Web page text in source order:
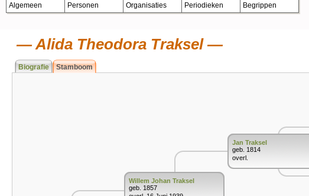
Algemeen Personen Organisaties Periodieken Begrippen
Alida Theodora Traksel
Biografie Stamboom
Willem Johan Traksel
geb. 1857
Jan Traksel
geb. 1814
overl.